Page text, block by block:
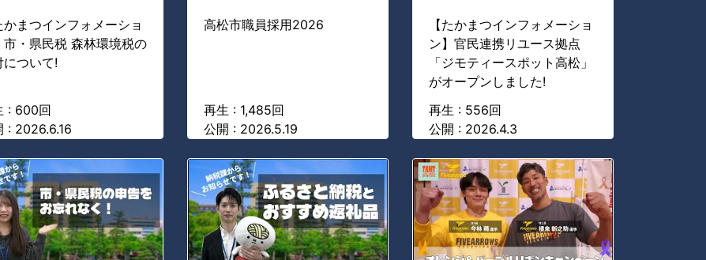
かまつインフォメーショ
市・県民税 森林環境税の
について!
: 600回
: 2026.6.16
高松市職員採用2026
再生 : 1,485回
公開 : 2026.5.19
【たかまつインフォメーショ
ン】官民連携リユース拠点
「ジモティースポット高松」
がオープンしました!
再生 : 556回
公開 : 2026.4.3